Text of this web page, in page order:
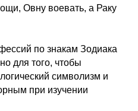
Овну воевать, а Раку
по знакам Зодиака
для того, чтобы
символизм и
при изучении